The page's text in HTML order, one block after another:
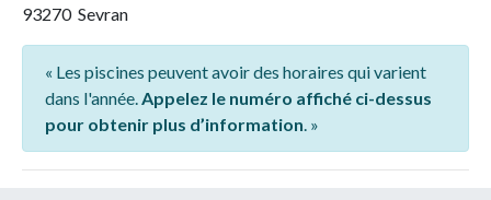
93270 Sevran
« Les piscines peuvent avoir des horaires qui varient
dans l'année.Appelez le numéro affiché ci-dessus
pour obtenir plus d’information. »